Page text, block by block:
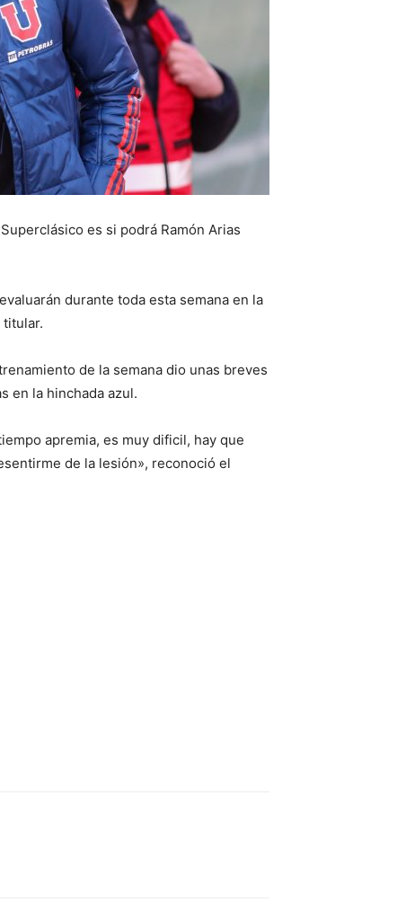
es si podrá Ramón Arias
durante toda esta semana en la
titular.
de la semana dio unas breves
en la hinchada azul.
apremia, es muy dificil, hay que
de la lesión», reconoció el